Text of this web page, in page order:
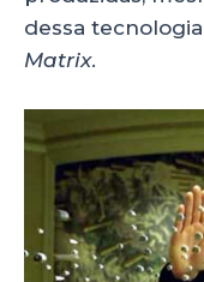
dessa
Matrix.